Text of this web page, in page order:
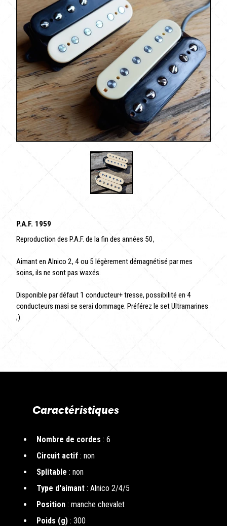
P.A.F. 1959
Reproduction des P.A.F. de la fin des années 50,
Aimant en Alnico 2, 4 ou 5 légèrement démagnétisé par mes
soins, ils ne sont pas waxés.
Disponible par défaut 1 conducteur+ tresse, possibilité en 4
conducteurs masi se serai dommage. Préférez le set Ultramarines
;)
Caractéristiques
Nombre de cordes : 6
Circuit actif : non
Splitable : non
Type d'aimant : Alnico 2/4/5
Position : manche chevalet
Poids (g) : 300